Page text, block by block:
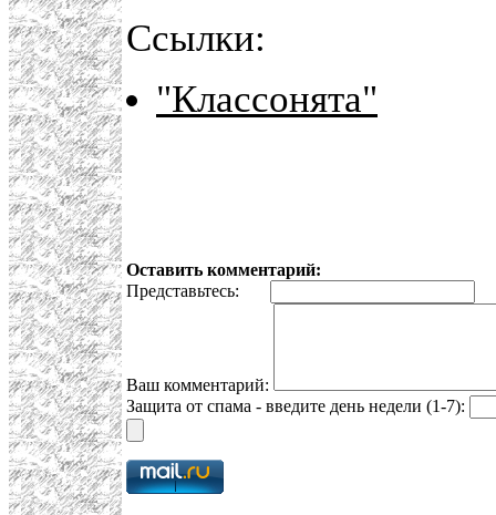
Ссылки:
"Классонята"
Оставить комментарий:
Представьтесь:
Ваш комментарий:
Защита от спама - введите день недели (1-7):